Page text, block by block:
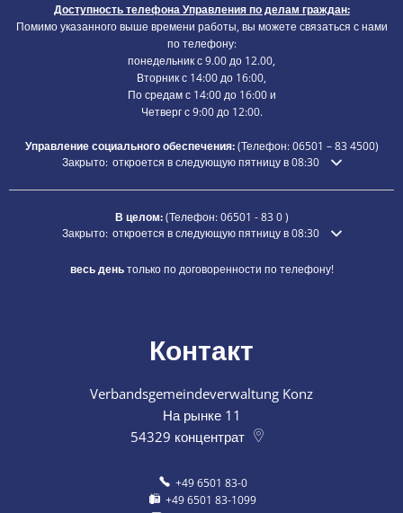
Доступность телефона Управления по делам граждан:
Помимо указанного выше времени работы, вы можете связаться с нами
по телефону:
понедельник с 9.00 до 12.00,
Вторник с 14:00 до 16:00,
По средам с 14:00 до 16:00 и
Четверг с 9:00 до 12:00.
Управление социального обеспечения:(Телефон:06501 – 834500)
Нажмите, чтобы скрыть дополнительное время открытия или
Закрыто: откроется в следующую пятницу в 08:30
В целом:(Телефон:06501 - 83 0)
Нажмите, чтобы скрыть дополнительное время открытия или
Закрыто: откроется в следующую пятницу в 08:30
весь деньтолько по договоренности по телефону!
Контакт
Verbandsgemeindeverwaltung Konz
На рынке 11
54329 концентрат
+49 6501 83-0
+49 6501 83-1099